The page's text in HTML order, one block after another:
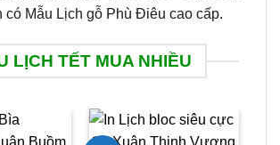
có Mẫu Lịch gỗ Phù Điêu cao cấp.
LỊCH TẾT MUA NHIỀU